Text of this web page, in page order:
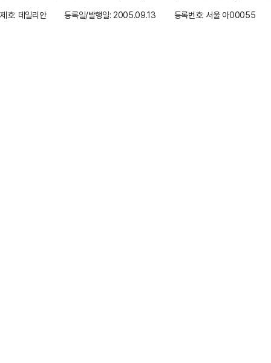
제호: 데일리안
등록일/발행일: 2005.09.13 등록번호: 서울 아00055